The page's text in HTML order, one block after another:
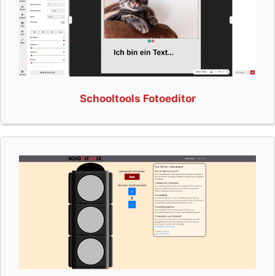
Schooltools Fotoeditor